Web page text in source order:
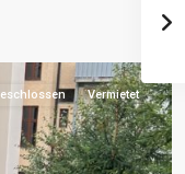
Vermietet